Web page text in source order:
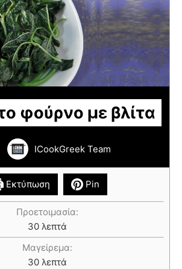
φούρνο με βλίτα
ICookGreek Team
Εκτύπωση Pin
Προετοιμασία:
30 λεπτά
Μαγείρεμα:
30 λεπτά